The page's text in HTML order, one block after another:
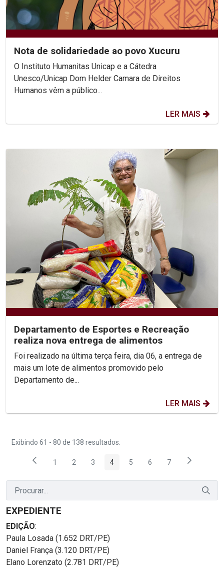
Nota de solidariedade ao povo Xucuru
O Instituto Humanitas Unicap e a Cátedra
Unesco/Unicap Dom Helder Camara de Direitos
Humanos vêm a público...
LER MAIS
Departamento de Esportes e Recreação
realiza nova entrega de alimentos
Foi realizado na última terça feira, dia 06, a entrega de
mais um lote de alimentos promovido pelo
Departamento de...
LER MAIS
Exibindo 61 - 80 de 138 resultados.
Página
1 Página
2 Página
3 Página
4 Página
5 Página
6 Página
7
EXPEDIENTE
EDIÇÃO:
Paula Losada (1.652 DRT/PE)
Daniel França (3.120 DRT/PE)
Elano Lorenzato (2.781 DRT/PE)